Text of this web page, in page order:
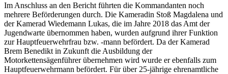
Im Anschluss an den Bericht führten die Kommandanten noch
mehrere Beförderungen durch. Die Kameradin Stoß Magdalena und
der Kamerad Wiedemann Lukas, die im Jahre 2018 das Amt der
Jugendwarte übernommen haben, wurden aufgrund ihrer Funktion
zur Hauptfeuerwehrfrau bzw. -mann befördert. Da der Kamerad
Brem Benedikt in Zukunft die Ausbildung der
Motorkettensägenführer übernehmen wird wurde er ebenfalls zum
Hauptfeuerwehrmann befördert. Für über 25-jährige ehrenamtliche